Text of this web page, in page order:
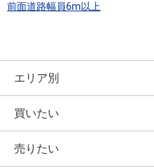
前面道路幅員6m以上
エリア別
買いたい
売りたい